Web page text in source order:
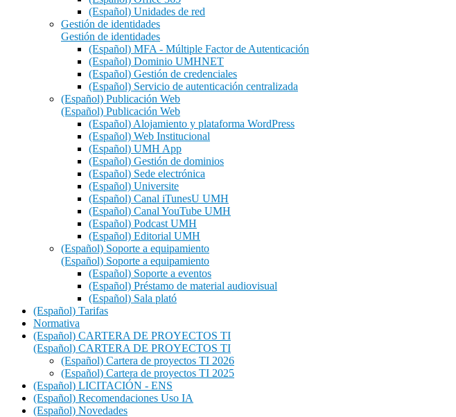
(Español) Unidades de red
Gestión de identidades
Gestión de identidades
(Español) MFA - Múltiple Factor de Autenticación
(Español) Dominio UMHNET
(Español) Gestión de credenciales
(Español) Servicio de autenticación centralizada
(Español) Publicación Web
(Español) Publicación Web
(Español) Alojamiento y plataforma WordPress
(Español) Web Institucional
(Español) UMH App
(Español) Gestión de dominios
(Español) Sede electrónica
(Español) Universite
(Español) Canal iTunesU UMH
(Español) Canal YouTube UMH
(Español) Podcast UMH
(Español) Editorial UMH
(Español) Soporte a equipamiento
(Español) Soporte a equipamiento
(Español) Soporte a eventos
(Español) Préstamo de material audiovisual
(Español) Sala plató
(Español) Tarifas
Normativa
(Español) CARTERA DE PROYECTOS TI
(Español) CARTERA DE PROYECTOS TI
(Español) Cartera de proyectos TI 2026
(Español) Cartera de proyectos TI 2025
(Español) LICITACIÓN - ENS
(Español) Recomendaciones Uso IA
(Español) Novedades